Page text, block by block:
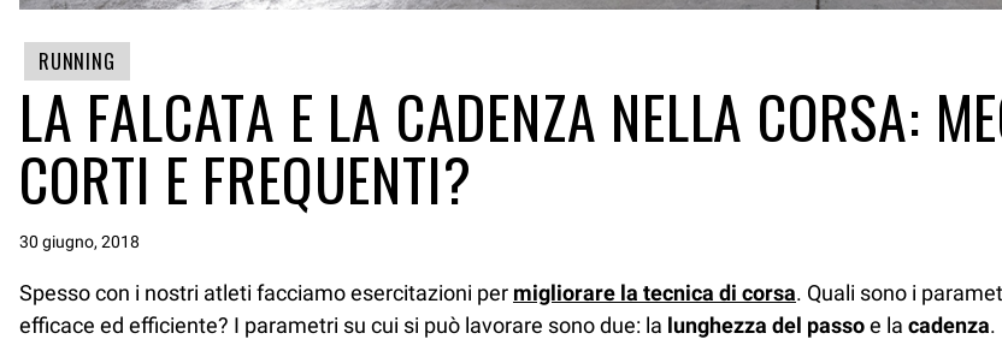
RUNNING
LA FALCATA E LA CADENZA NELLA CORSA:
CORTI E FREQUENTI?
30 giugno, 2018
Spesso con i nostri atleti facciamo esercitazioni per migliorare la tecnica di corsa. Quali sono i
efficace ed efficiente? I parametri su cui si può lavorare sono due: la lunghezza del passoe la cadenza.